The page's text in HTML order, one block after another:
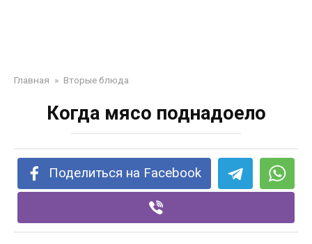
Главная » Вторые блюда
Когда мясо поднадоело
Поделиться на Facebook